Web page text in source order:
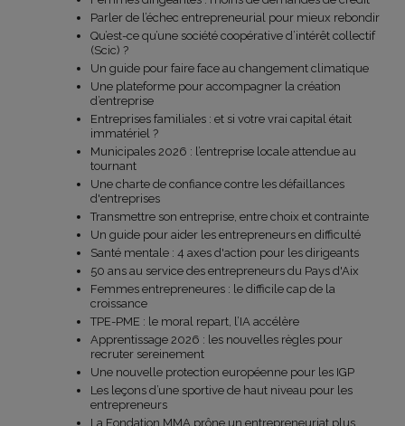
Parler de l’échec entrepreneurial pour mieux rebondir
Qu’est-ce qu’une société coopérative d’intérêt collectif
(Scic) ?
Un guide pour faire face au changement climatique
Une plateforme pour accompagner la création
d’entreprise
Entreprises familiales : et si votre vrai capital était
immatériel ?
Municipales 2026 : l’entreprise locale attendue au
tournant
Une charte de confiance contre les défaillances
d'entreprises
Transmettre son entreprise, entre choix et contrainte
Un guide pour aider les entrepreneurs en difficulté
Santé mentale : 4 axes d'action pour les dirigeants
50 ans au service des entrepreneurs du Pays d'Aix
Femmes entrepreneures : le difficile cap de la
croissance
TPE-PME : le moral repart, l’IA accélère
Apprentissage 2026 : les nouvelles règles pour
recruter sereinement
Une nouvelle protection européenne pour les IGP
Les leçons d’une sportive de haut niveau pour les
entrepreneurs
La Fondation MMA prône un entrepreneuriat plus